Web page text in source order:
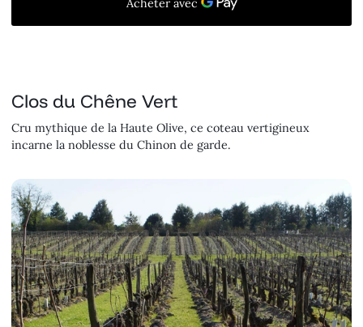
Clos du Chêne Vert
Cru mythique de la Haute Olive, ce coteau vertigineux
incarne la noblesse du Chinon de garde.